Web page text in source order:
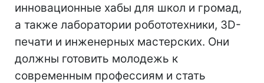
инновационные хабы для школ и громад,
а также лаборатории робототехники, 3D-
печати и инженерных мастерских. Они
должны готовить молодежь к
современным профессиям и стать